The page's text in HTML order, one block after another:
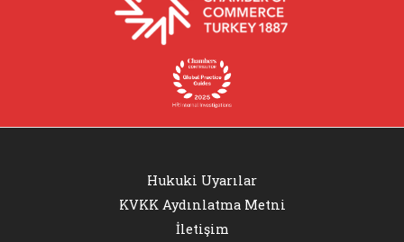
Hukuki Uyarılar
KVKK Aydınlatma Metni
İletişim